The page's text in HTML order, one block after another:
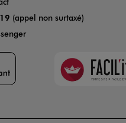
(appel non surtaxé)
Faciliti